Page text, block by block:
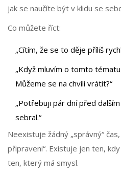
jak se naučíte být v klidu se
Co můžete říct:
„Cítím, že se to děje příliš
„Když mluvím o tomto
Můžeme se na chvíli vrátit?“
„Potřebuji pár dní před
sebral.“
Neexistuje žádný „správný“
připraveni“. Existuje jen ten,
ten, který má smysl.